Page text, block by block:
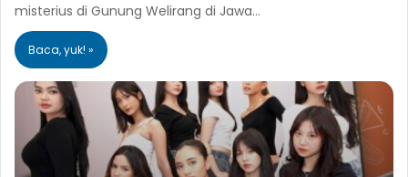
misterius di Gunung Welirang di Jawa…
Baca, yuk! »